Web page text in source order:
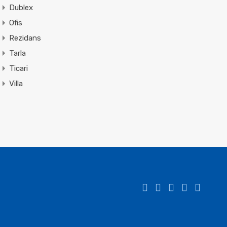
Dublex
Ofis
Rezidans
Tarla
Ticari
Villa